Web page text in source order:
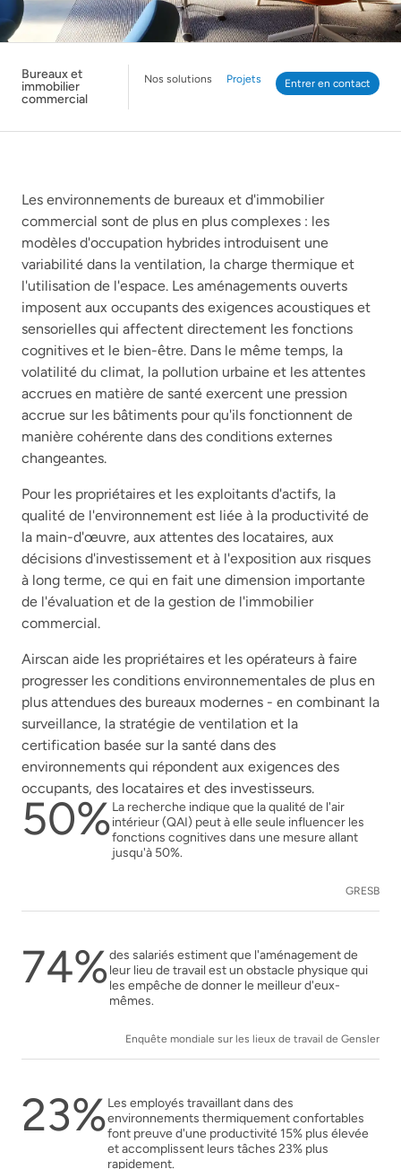
Bureaux et
immobilier
commercial
Nos solutions Projets Entrer en contact
Les environnements de bureaux et d'immobilier
commercial sont de plus en plus complexes : les
modèles d'occupation hybrides introduisent une
variabilité dans la ventilation, la charge thermique et
l'utilisation de l'espace. Les aménagements ouverts
imposent aux occupants des exigences acoustiques et
sensorielles qui affectent directement les fonctions
cognitives et le bien-être. Dans le même temps, la
volatilité du climat, la pollution urbaine et les attentes
accrues en matière de santé exercent une pression
accrue sur les bâtiments pour qu'ils fonctionnent de
manière cohérente dans des conditions externes
changeantes.
Pour les propriétaires et les exploitants d'actifs, la
qualité de l'environnement est liée à la productivité de
la main-d'œuvre, aux attentes des locataires, aux
décisions d'investissement et à l'exposition aux risques
à long terme, ce qui en fait une dimension importante
de l'évaluation et de la gestion de l'immobilier
commercial.
Airscan aide les propriétaires et les opérateurs à faire
progresser les conditions environnementales de plus en
plus attendues des bureaux modernes - en combinant la
surveillance, la stratégie de ventilation et la
certification basée sur la santé dans des
environnements qui répondent aux exigences des
occupants, des locataires et des investisseurs.
50%La recherche indique que la qualité de l'air
intérieur (QAI) peut à elle seule influencer les
fonctions cognitives dans une mesure allant
jusqu'à 50%.
GRESB
74%des salariés estiment que l'aménagement de
leur lieu de travail est un obstacle physique qui
les empêche de donner le meilleur d'eux-
mêmes.
Enquête mondiale sur les lieux de travail de Gensler
23%Les employés travaillant dans des
environnements thermiquement confortables
font preuve d'une productivité 15% plus élevée
et accomplissent leurs tâches 23% plus
rapidement.